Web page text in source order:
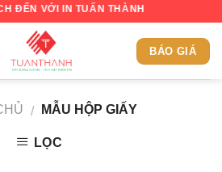
ĐẾN VỚI IN TUẤN THÀNH
BÁO GIÁ
/ MẪU HỘP GIẤY
LỌC